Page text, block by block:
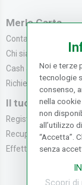
Merlo Carta
Contattaci
Chi siamo
Cash & Carry
Richiedi catalogo
Il tuo Account
Registrati
Recupera la
Effettua un Reso
Noi e terze
tecnologie
consenso,
nella
non
all’utilizzo
“Accetta”.
senza